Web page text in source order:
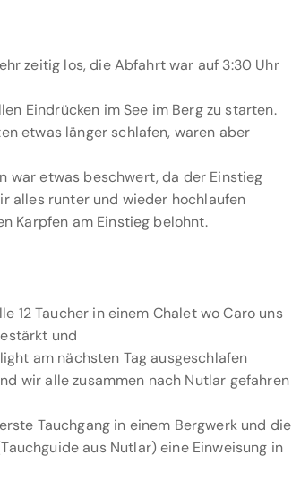
zeitig los, die Abfahrt war auf 3:30 Uhr
Eindrücken im See im Berg zu starten.
etwas länger schlafen, waren aber
war etwas beschwert, da der Einstieg
alles runter und wieder hochlaufen
Karpfen am Einstieg belohnt.
12 Taucher in einem Chalet wo Caro uns
und
am nächsten Tag ausgeschlafen
wir alle zusammen nach Nutlar gefahren
Tauchgang in einem Bergwerk und die
aus Nutlar) eine Einweisung in